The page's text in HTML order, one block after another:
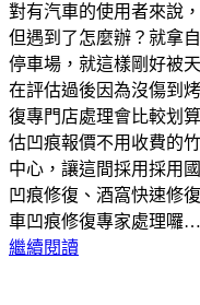
對有汽車的使用者來說
但遇到了怎麼辦？就拿
停車場，就這樣剛好被
在評估過後因為沒傷到
復專門店處理會比較划
估凹痕報價不用收費的
中心，讓這間採用採用
凹痕修復、酒窩快速修
車凹痕修復專家處理囉…
繼續閱讀